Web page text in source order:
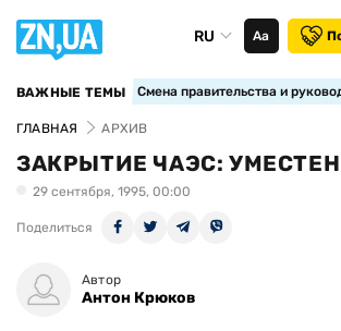
RU Аа
ВАЖНЫЕ ТЕМЫ Смена правительства и
ГЛАВНАЯ АРХИВ
ЗАКРЫТИЕ ЧАЭС: УМЕСТЕН
29 сентября, 1995, 00:00
Поделиться
Автор
Антон Крюков